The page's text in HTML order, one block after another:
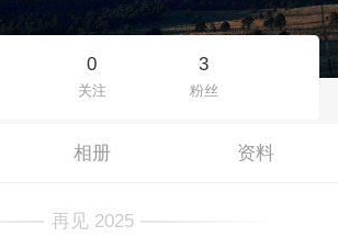
0
关注
3
粉丝
相册 资料
再见 2025